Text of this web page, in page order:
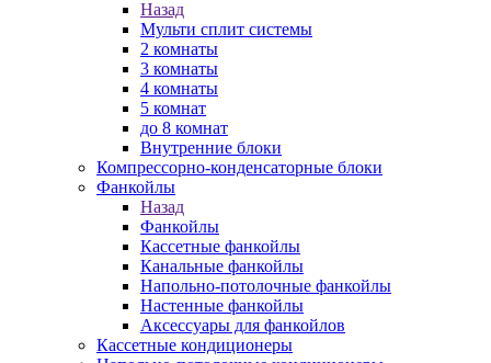
Назад
Мульти сплит системы
2 комнаты
3 комнаты
4 комнаты
5 комнат
до 8 комнат
Внутренние блоки
Компрессорно-конденсаторные блоки
Фанкойлы
Назад
Фанкойлы
Кассетные фанкойлы
Канальные фанкойлы
Напольно-потолочные фанкойлы
Настенные фанкойлы
Аксессуары для фанкойлов
Кассетные кондиционеры